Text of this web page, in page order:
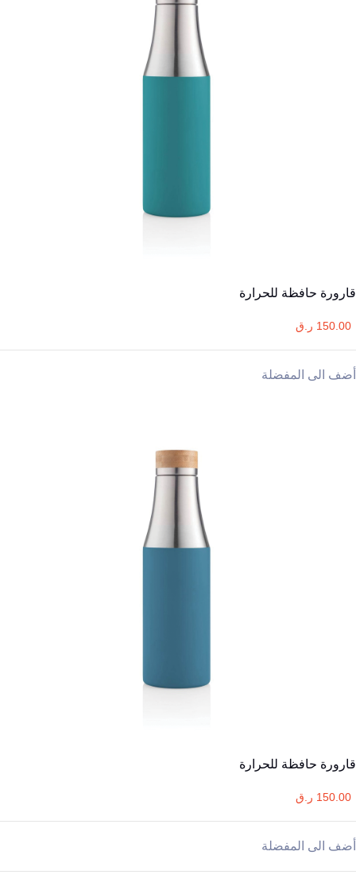
قارورة حافظة للحرارة
150.00 ر.ق
أضف الى المفضلة
قارورة حافظة للحرارة
150.00 ر.ق
أضف الى المفضلة